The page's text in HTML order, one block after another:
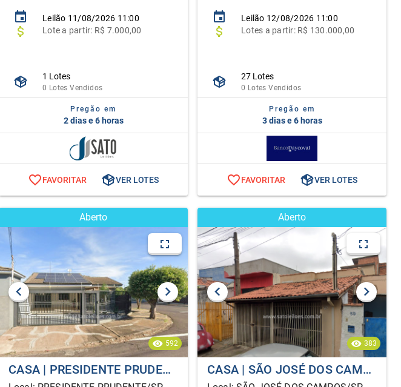
Leilão 11/08/2026 11:00
Lotea partir: R$ 7.000,00
1 Lotes
0 Lotes Vendidos
Pregão em
2 dias e 6 horas
FAVORITAR VER LOTES
Leilão 12/08/2026 11:00
Lotes a partir: R$ 130.000,00
27 Lotes
0 Lotes Vendidos
Pregão em
3 dias e 6 horas
FAVORITAR VER LOTES
Aberto
592
CASA | PRESIDENTE PRUDENTE/SP | ALIENAÇÃO FIDUCIÁRIA
Aberto
383
CASA | SÃO JOSÉ DOS CAMPOS/SP | ALIENAÇÃO FIDUCIÁRIA